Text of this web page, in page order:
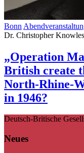
Bonn
Dr. Christopher Knowles
„Operation
British create
North-Rhine-
in 1946?
Deutsch-Britische
Neues